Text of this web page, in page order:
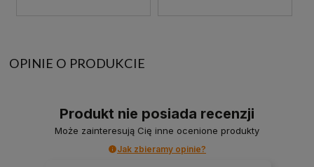
OPINIE O PRODUKCIE
Produkt nie posiada recenzji
Może zainteresują Cię inne ocenione produkty
Jak zbieramy opinie?